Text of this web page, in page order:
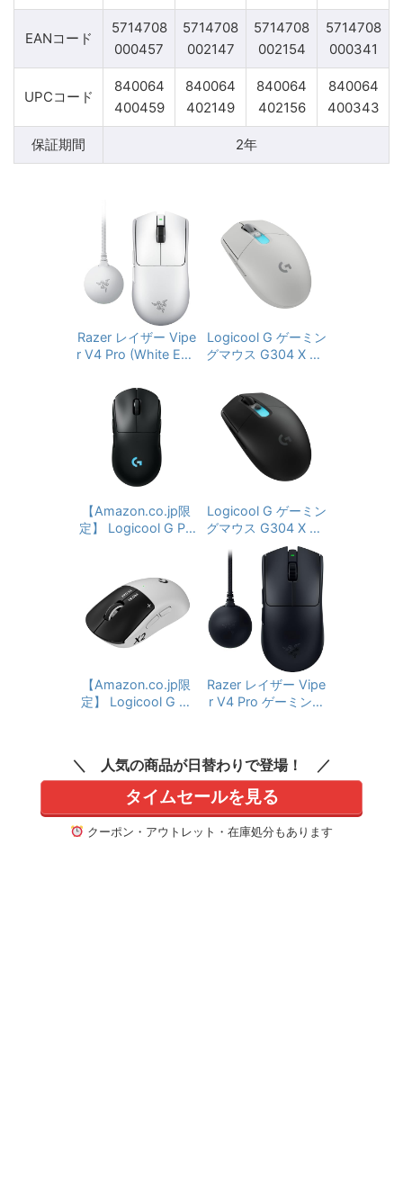
EANコード
5714708
000457
5714708
002147
5714708
002154
5714708
000341
UPCコード
840064
400459
840064
402149
840064
402156
840064
400343
保証期間 2年
Razer レイザー Vipe
r V4 Pro (White Edit
ス 50g 超軽量 8,000
Hzドングル同梱 ワイ
ヤレス HyperSpeed
Wireless 第3世代 Ra
zer Focus Pro オプ
ティカルセンサー 5
0,000DPI 第4世代
オプティカルマウス
スイッチ 180時間駆
動 オプティカルスク
タン 【日本正規代理
店保証品】
Logicool G ゲーミン
グマウス G304 X SU
ミング マウス G304
X-SL-WH 軽量 59g
HERO 44Kセンサー
LIGHTSYNC RGB 1
30時間連続利用可能
uetooth対応 PC win
dows Mac ホワイト
国内正規品
【Amazon.co.jp限
定】 Logicool G PR
ゲーミングマウス G-
PPD-002XWL-BKd
軽量 80g LIGHTFOR
CE ハイブリッドスイ
ッチ HERO2 センサ
時間連続使用可能 P
OWERPLAY 充電 FP
S ゲーミング マウス
ード付き
Logicool G ゲーミン
グマウス G304 X SU
PERLIGHT LIGHTSP
EED ワイヤレス ゲー
ミング マウス G304
X-SL-BK 軽量 59g H
ERO 44Kセンサー LI
GHTSYNC RGB 130
時間連続利用可能 U
SB Type-C 充電 Blu
etooth対応 PC wind
ows Mac ブラック
国内正規品
【Amazon.co.jp限
定】 Logicool G ラ
ングマウス G-PPD-
004WL-STRKd 800
0 ポーリングレート
軽量 61g ハプティッ
ク誘導トリガーシス
Razer レイザー Vipe
r V4 Pro ゲーミング
Speed Wireless 第3
世代 Razer Focus Pr
o オプティカルセン
サー 50,000DPI 第4
世代 オプティカルマ
人気の商品が日替わりで登場！
タイムセールを見る
クーポン・アウトレット・在庫処分もあります